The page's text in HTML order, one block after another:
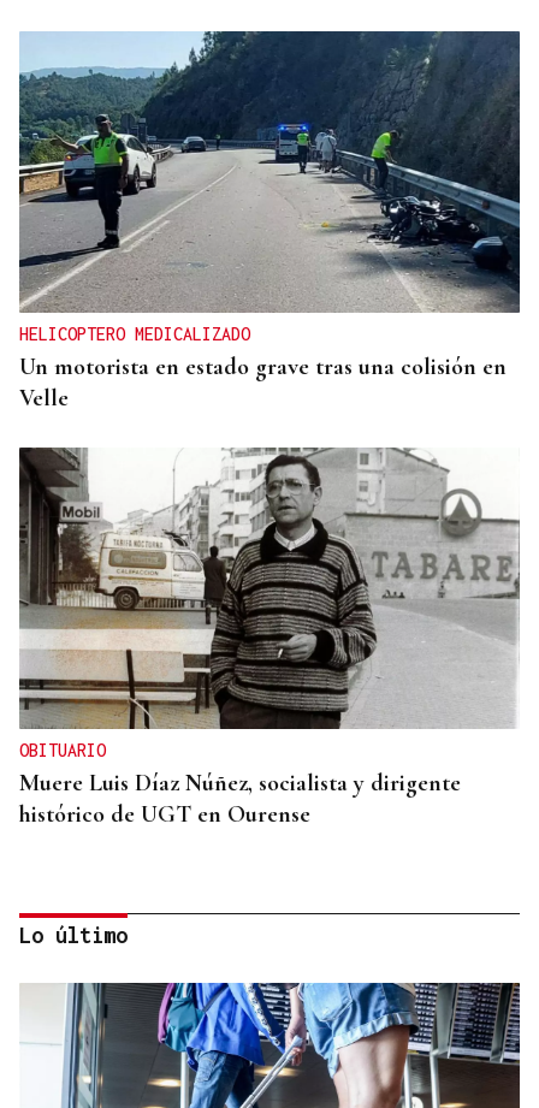
HELICOPTERO MEDICALIZADO
Un motorista en estado grave tras una colisión en
Velle
OBITUARIO
Muere Luis Díaz Núñez, socialista y dirigente
histórico de UGT en Ourense
Lo último